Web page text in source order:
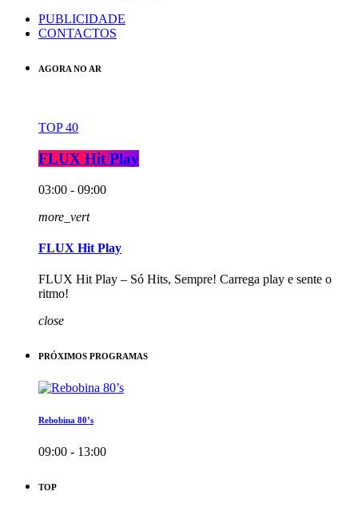
PUBLICIDADE
CONTACTOS
AGORA NO AR
TOP 40
FLUX Hit Play
03:00 - 09:00
more_vert
FLUX Hit Play
FLUX Hit Play – Só Hits, Sempre! Carrega play e sente o
ritmo!
close
PRÓXIMOS PROGRAMAS
Rebobina 80’s
09:00 - 13:00
TOP